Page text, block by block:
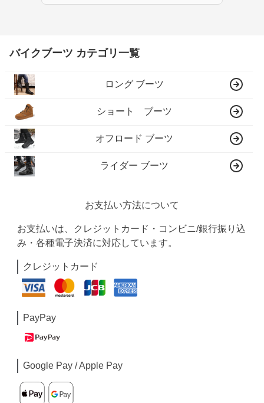
バイクブーツ カテゴリ一覧
ロング ブーツ
ショート ブーツ
オフロード ブーツ
ライダー ブーツ
お支払い方法について
お支払いは、クレジットカード・コンビニ/銀行振り込
み・各種電子決済に対応しています。
クレジットカード
PayPay
Google Pay / Apple Pay